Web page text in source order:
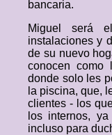
bancaria.
Miguel será
instalaciones y
de su nuevo
conocen como
donde solo les
la piscina, que,
clientes - los
los internos,
incluso para